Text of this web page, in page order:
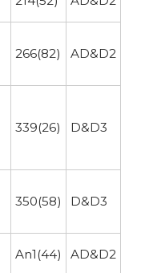
266(82) AD&D2
339(26) D&D3
350(58) D&D3
An1(44) AD&D2